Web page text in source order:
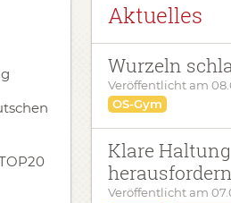
Aktuelles
Wurzeln
Veröffentlicht am
OS-Gym
Klare
Veröffentlicht am